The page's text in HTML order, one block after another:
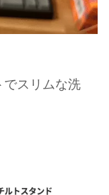
でスリムな洗